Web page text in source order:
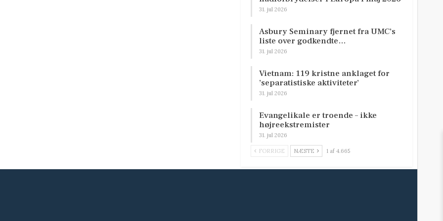
31. jul 2026
Asbury Seminary fjernet fra UMC’s
liste over godkendte…
31. jul 2026
Vietnam: 119 kristne anklaget for
’separatistiske aktiviteter’
31. jul 2026
Evangelikale er troende – ikke
højreekstremister
31. jul 2026
FORRIGE NÆSTE 1 af 4.665